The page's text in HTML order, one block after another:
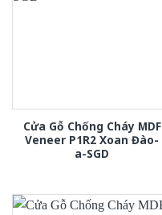
Cửa Gỗ Chống Cháy MDF
Veneer P1R2 Xoan Đào-
a-SGD